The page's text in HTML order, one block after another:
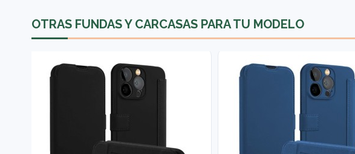
OTRAS FUNDAS Y CARCASAS PARA TU MODELO